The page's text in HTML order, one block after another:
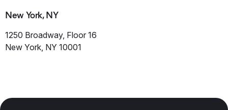
New York, NY
1250 Broadway, Floor 16
New York, NY 10001